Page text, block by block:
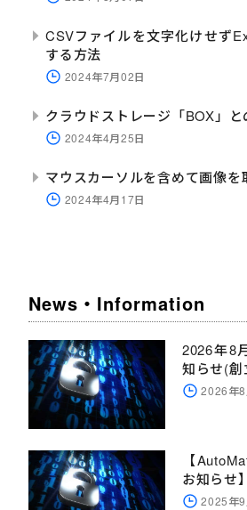
CSVファイルを文字化けせず
する方法
2024年7月02日
クラウドストレージ「BOX」と
2024年4月25日
マウスカーソルを含めて画像を
2024年4月17日
News・Information
2026年8
知らせ(創
2026年
【
お知らせ】
2025年